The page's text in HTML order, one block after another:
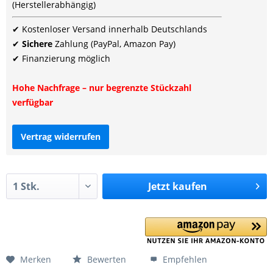
(Herstellerabhängig)
✔ Kostenloser Versand innerhalb Deutschlands
✔ Sichere Zahlung (PayPal, Amazon Pay)
✔ Finanzierung möglich
Hohe Nachfrage – nur begrenzte Stückzahl
verfügbar
Vertrag widerrufen
Jetzt kaufen
Merken Bewerten Empfehlen